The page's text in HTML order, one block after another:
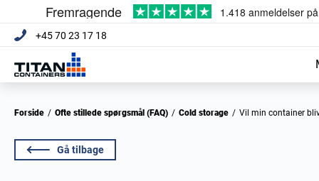
+45 70 23 17 18
Forside / Ofte stillede spørgsmål (FAQ) / Cold storage / Vil min container
Gå tilbage